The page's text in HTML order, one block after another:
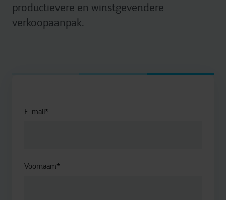
productievere en winstgevendere
verkoopaanpak.
E-mail*
Voornaam*